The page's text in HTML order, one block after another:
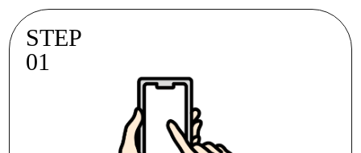
STEP
01